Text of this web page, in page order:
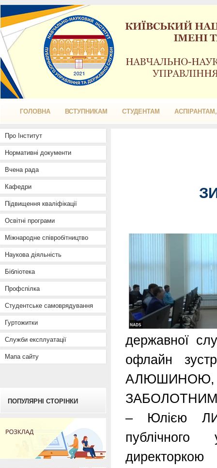
ГОЛОВНА ВСТУПНИКАМ СТУДЕНТАМ
Про Інститут
Нормативні документи
Вчена рада
Кафедри
Підвищення кваліфікації
Освітні програми
Міжнародне співробітництво
Наукова діяльність
Бібліотека
Профспілка
Студентське самоврядування
Гуртожитки
Служби експлуатації
Мапа сайту
ПОПУЛЯРНІ СТОРІНКИ
державної
офлайн
АЛЮШИНОЮ,
ЗАБОЛОТНИМ
– Юлією
директоркою